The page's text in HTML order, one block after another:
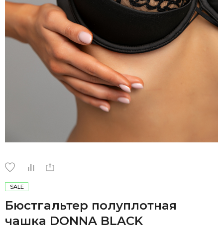
SALE
Бюстгальтер полуплотная
чашка DONNA BLACK